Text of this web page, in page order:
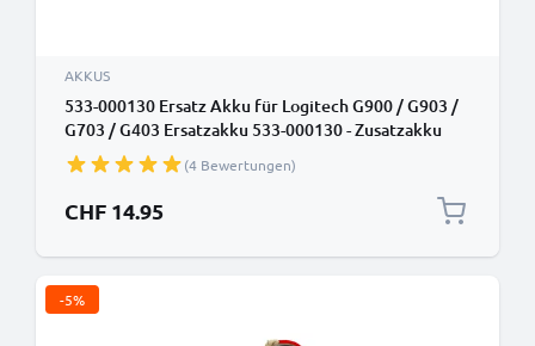
AKKUS
533-000130 Ersatz Akku für Logitech G900 / G903 /
G703 / G403 Ersatzakku 533-000130 - Zusatzakku
1000mAh, Batterie(4 Bewertungen)
CHF 14.95
-5%